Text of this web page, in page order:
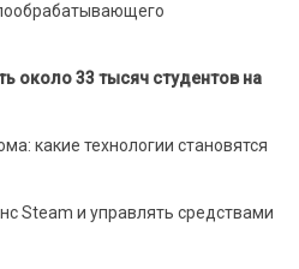
около 33 тысяч студентов на
какие технологии становятся
Steam и управлять средствами